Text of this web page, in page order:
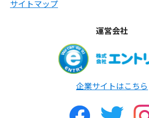
サイトマップ
運営会社
企業サイトはこちら